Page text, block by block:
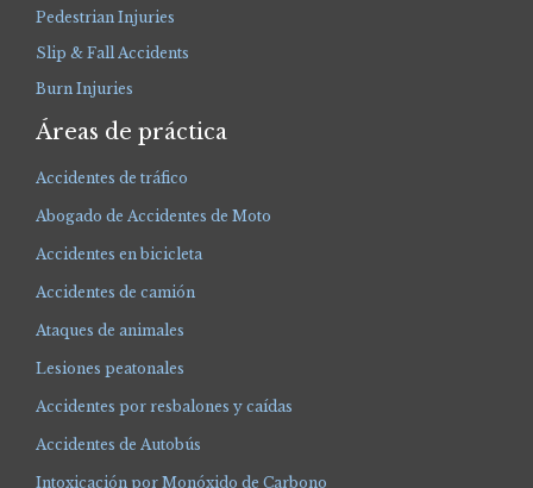
Pedestrian Injuries
Slip & Fall Accidents
Burn Injuries
Áreas de práctica
Accidentes de tráfico
Abogado de Accidentes de Moto
Accidentes en bicicleta
Accidentes de camión
Ataques de animales
Lesiones peatonales
Accidentes por resbalones y caídas
Accidentes de Autobús
Intoxicación por Monóxido de Carbono